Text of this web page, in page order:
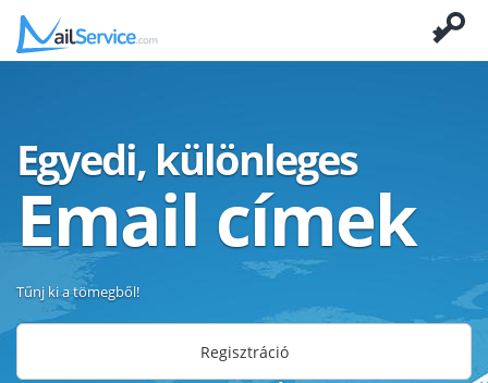
Egyedi, különleges
Email címek
Tűnj ki a tömegből!
Regisztráció